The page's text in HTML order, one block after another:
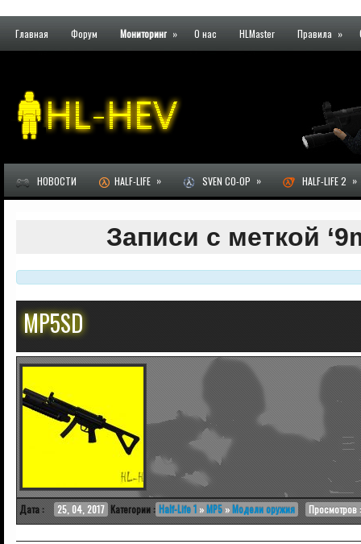
Главная Форум Мониторинг » О нас HLMaster Правила »
НОВОСТИ HALF-LIFE » SVEN CO-OP » HALF-LIFE 2 »
Записи с меткой
MP5SD
Дата : 25, 04, 2017 Категории : Half-Life 1 »MP5 »Модели оружия Просмотров